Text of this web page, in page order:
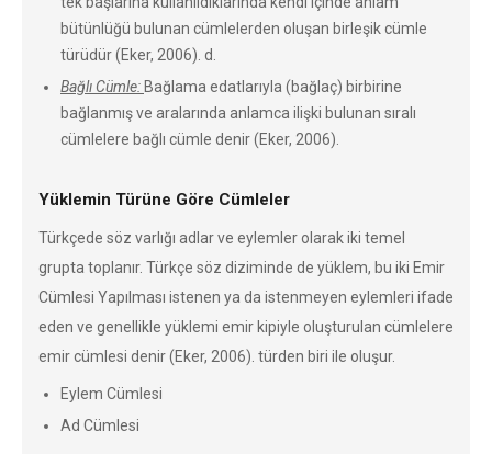
bütünlüğü bulunan cümlelerden oluşan birleşik cümle
türüdür (Eker, 2006). d.
Bağlı Cümle: Bağlama edatlarıyla (bağlaç) birbirine
bağlanmış ve aralarında anlamca ilişki bulunan sıralı
cümlelere bağlı cümle denir (Eker, 2006).
Yüklemin Türüne Göre Cümleler
Türkçede söz varlığı adlar ve eylemler olarak iki temel
grupta toplanır. Türkçe söz diziminde de yüklem, bu iki Emir
Cümlesi Yapılması istenen ya da istenmeyen eylemleri ifade
eden ve genellikle yüklemi emir kipiyle oluşturulan cümlelere
emir cümlesi denir (Eker, 2006). türden biri ile oluşur.
Eylem Cümlesi
Ad Cümlesi